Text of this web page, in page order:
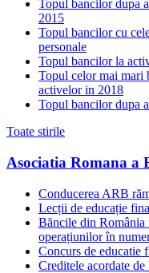
Topul bancilor dupa
2015
Topul bancilor cu
personale
Topul bancilor la
Topul celor mai mari
activelor in 2018
Topul bancilor dupa
Toate stirile
Asociatia Romana a
Conducerea ARB
Lecții de educație
Băncile din România
operațiunilor în
Concurs de educatie
Creditele acordate